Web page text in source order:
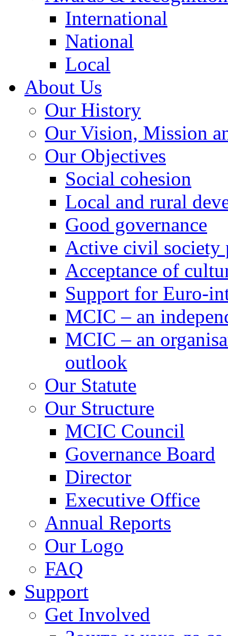
International
National
Local
About Us
Our History
Our Vision, Mission
Our Objectives
Social cohesion
Local and rural
Good governance
Active civil society
Acceptance of
Support for Euro-
MCIC – an
MCIC – an
outlook
Our Statute
Our Structure
MCIC Council
Governance Board
Director
Executive Office
Annual Reports
Our Logo
FAQ
Support
Get Involved